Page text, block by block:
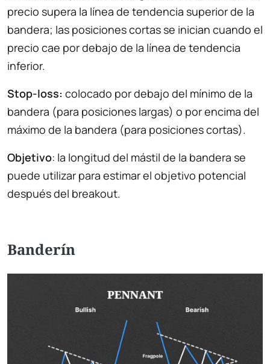
precio supera la línea de tendencia superior de la
bandera; las posiciones cortas se inician cuando el
precio cae por debajo de la línea de tendencia
inferior.
Stop-loss: colocado por debajo del mínimo de la
bandera (para posiciones largas) o por encima del
máximo de la bandera (para posiciones cortas).
Objetivo: la longitud del mástil de la bandera se
puede utilizar para estimar el objetivo potencial
después del breakout.
Banderín